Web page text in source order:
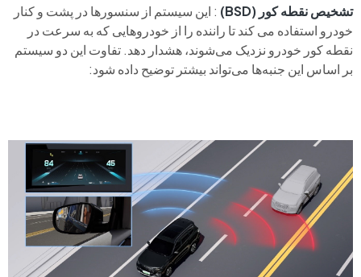
تشخیص نقطه کور (BSD)
: این سیستم از سنسورها در پشت و کنار
خودرو استفاده می کند تا راننده را از خودروهایی که به سرعت در
نقطه کور خودرو نزدیک می‌شوند، هشدار دهد. تفاوت این دو سیستم
بر اساس این جنبه‌ها می‌تواند بیشتر توضیح داده شود: